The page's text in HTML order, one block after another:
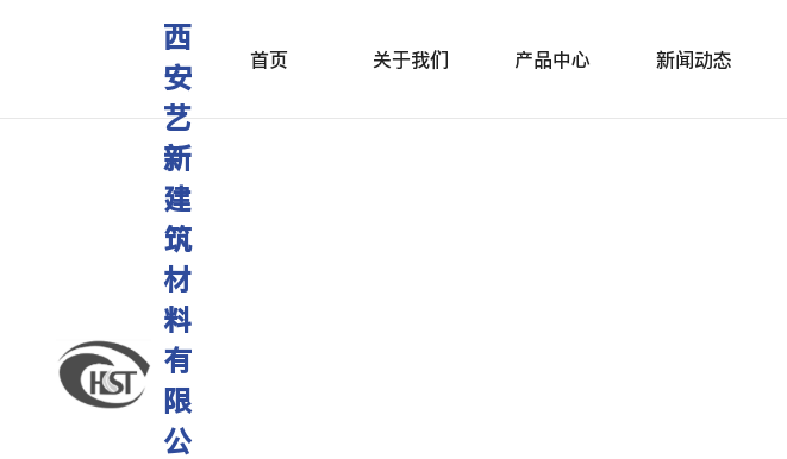
西
安
艺
新
建
筑
材
料
有
限
公
首页 关于我们 产品中心 新闻动态